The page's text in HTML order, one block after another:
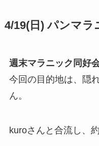
4/19(日) パンマラ
週末マラニック同好
今回の目的地は、隠
ん。
kuroさんと合流し、